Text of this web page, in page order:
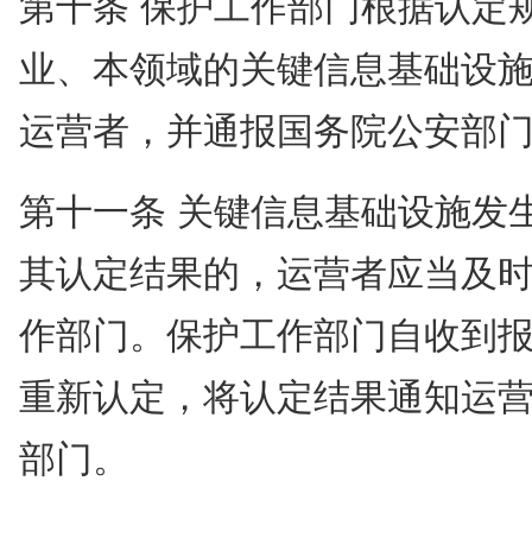
业、本领域的关键信息基础设
运营者，并通报国务院公安部
第十一条 关键信息基础设施发
其认定结果的，运营者应当及
作部门。保护工作部门自收到
重新认定，将认定结果通知运
部门。